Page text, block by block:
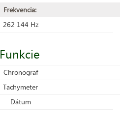
Frekvencia:
262 144 Hz
Funkcie
Chronograf
Tachymeter
Dátum